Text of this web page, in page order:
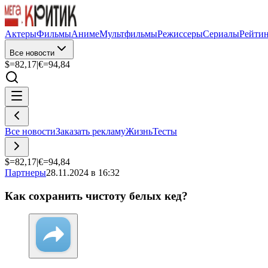
АктерыФильмыАнимеМультфильмыРежиссерыСериалы
Все новости
$=82,17|€=94,84
Все новостиЗаказать рекламуЖизньТесты
$=82,17|€=94,84
Партнеры28.11.2024 в 16:32
Как сохранить чистоту белых кед?